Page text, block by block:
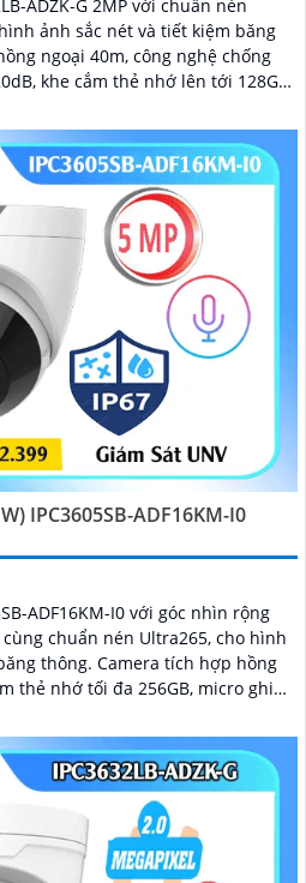
ADZK-G 2MP với chuẩn nén
ảnh sắc nét và tiết kiệm băng
khe cắm thẻ nhớ lên tới 128GB,
IPC3605SB-ADF16KM-I0
ADF16KM-I0 với góc nhìn rộng
chuẩn nén Ultra265, cho hình
tích hợp hồng
thẻ nhớ tối đa 256GB, micro ghi
ướt